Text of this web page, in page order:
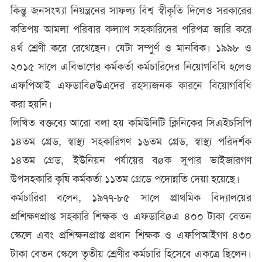
কিন্তু জনসংখ্যা নিয়ন্ত্রনের সাফল্য বিশ্ব স্বীকৃতি দিলেও সরকারের
কতিপয় আমলা পরিবার কল্যাণ সহকারিদের পরিপত্র জারি করে
৪র্থ শ্রেণী করে রেখেছেন। যেটা সম্পুর্ণ ও মানবিক। ১৯৯৮ ও
২০১৫ সালে এবিভাগের কর্মকর্তা কর্মচারিদের নিয়োগবিধি হলেও
এফপিআই এফডাবিøউএদের রহস্যজনক কারনে বিয়োগবিধি
করা হয়নি।
লিখিত বক্তব্যে আরো বলা হয় কমিউনিটি ক্লিনিকের সিএইচসিপি
১৪তম গ্রেড, স্বাস্থ্য সহকারিগণ ১৬তম গ্রেড, স্বাস্থ্য পরিদর্শক
১৪তম গ্রেড, ইউনিয়ন পর্যায়ের বøক সুপার ভাইজারগণ
উপসহকারি কৃষি কর্মকর্তা ১১তম গ্রেডে পদোন্নতি দেয়া হয়েছে।
কর্মচারিরা বলেন, ১৯৭৭-৮৫ সালে প্রাথমিক বিদ্যালয়ের
প্রশিক্ষণপ্রাপ্ত সহকারি শিক্ষক ও এফডাবিøএ ৪০০ টাকা বেতন
স্কেলে এবং প্রশিক্ষনপ্রাপ্ত প্রধান শিক্ষক ও এফপিআইগণ ৪৩০
টাকা বেতন স্কেলে তৃতীয় শ্রেণীর কর্মচারি হিসেবে একত্রে ছিলেন।